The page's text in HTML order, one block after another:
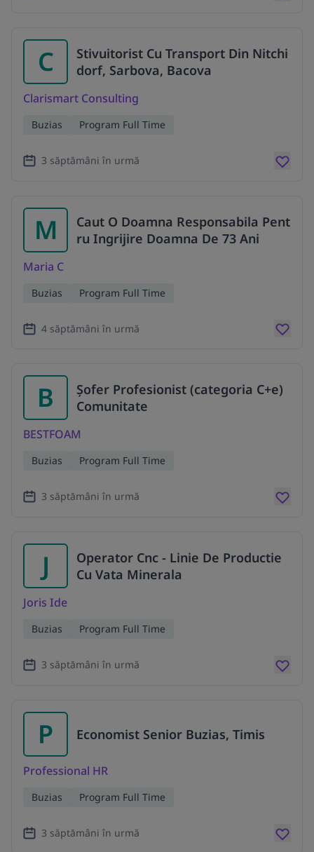
C
Stivuitorist Cu Transport Din Nitchi
dorf, Sarbova, Bacova
Clarismart Consulting
Buzias Program Full Time
3 săptămâni în urmă
M
Caut O Doamna Responsabila Pent
ru Ingrijire Doamna De 73 Ani
Maria C
Buzias Program Full Time
4 săptămâni în urmă
B
Șofer Profesionist (categoria C+e)
Comunitate
BESTFOAM
Buzias Program Full Time
3 săptămâni în urmă
J
Operator Cnc - Linie De Productie
Cu Vata Minerala
Joris Ide
Buzias Program Full Time
3 săptămâni în urmă
P Economist Senior Buzias, Timis
Professional HR
Buzias Program Full Time
3 săptămâni în urmă